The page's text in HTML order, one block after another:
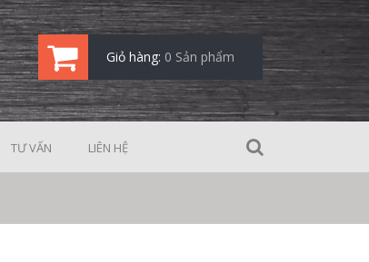
Giỏ hàng: 0 Sản phẩm
TƯ VẤN LIÊN HỆ